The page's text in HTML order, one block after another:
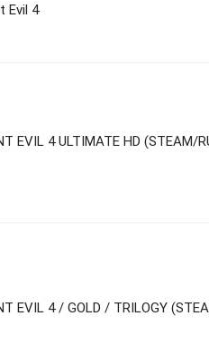
Evil 4
EVIL 4 ULTIMATE HD
EVIL 4 / GOLD / TRILOGY